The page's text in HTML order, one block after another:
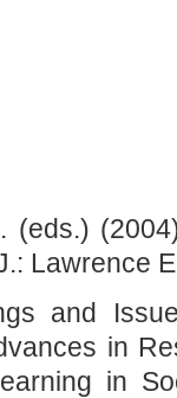
(eds.)
Lawrence
and
in
in